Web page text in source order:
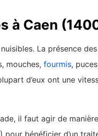
à Caen
La présence
mouches, fourmis,
d’eux ont une
il faut agir de